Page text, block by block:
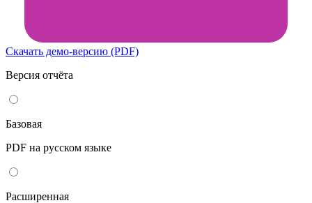
Скачать демо-версию (PDF)
Версия отчёта
Базовая
PDF на русском языке
Расширенная